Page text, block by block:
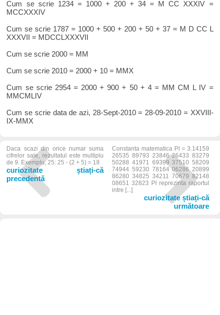
Cum se scrie 1234 = 1000 + 200 + 34 = M CC XXXIV =
MCCXXXIV
Cum se scrie 1787 = 1000 + 500 + 200 + 50 + 37 = M D CC L
XXXVII = MDCCLXXXVII
Cum se scrie 2000 = MM
Cum se scrie 2010 = 2000 + 10 = MMX
Cum se scrie 2954 = 2000 + 900 + 50 + 4 = MM CM L IV =
MMCMLIV
Cum se scrie data de azi, 28-Sept-2010 = 28-09-2010 = XXVIII-
IX-MMX
Daca scazi din orice numar suma
cifrelor sale, rezultatul este multiplu
de 9. Exemplu, 25: 25 - (2 + 5) = 18
curiozitate știați-că
precedentă
Constanta matematica PI = 3.14159
26535 89793 23846 26433 83279
50288 41971 69399 37510 58209
74944 59230 78164 06286 20899
86280 34825 34211 70679 82148
08651 32823 PI reprezinta raportul
intre [...]
curiozitate știați-că
următoare